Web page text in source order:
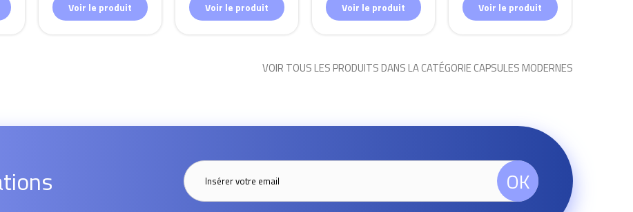
Voir le produit Voir le produit Voir le produit Voir le produit
VOIR TOUS LES PRODUITS DANS LA CATÉGORIE CAPSULES MODERNES
OK